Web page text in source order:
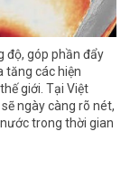
độ, góp phần đẩy
tăng các hiện
giới. Tại Việt
ngày càng rõ nét,
trong thời gian